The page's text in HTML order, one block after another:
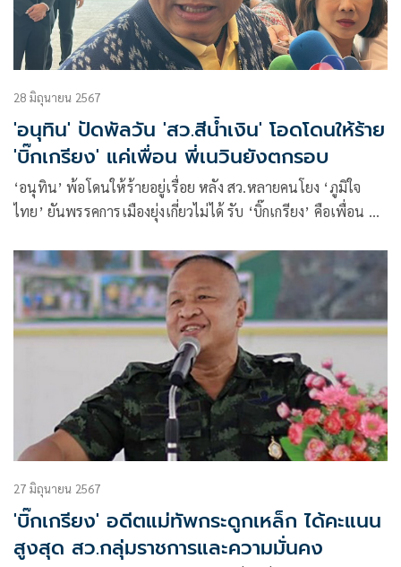
28 มิถุนายน 2567
'อนุทิน' ปัดพัลวัน 'สว.สีน้ำเงิน' โอดโดนให้ร้าย
'บิ๊กเกรียง' แค่เพื่อน พี่เนวินยังตกรอบ
‘อนุทิน’ พ้อโดนให้ร้ายอยู่เรื่อย หลัง สว.หลายคนโยง ‘ภูมิใจ
ไทย’ ยันพรรคการเมืองยุ่งเกี่ยวไม่ได้ รับ ‘บิ๊กเกรียง’ คือเพื่อน ยัน
27 มิถุนายน 2567
'บิ๊กเกรียง' อดีตแม่ทัพกระดูกเหล็ก ได้คะแนน
สูงสุด สว.กลุ่มราชการและความมั่นคง